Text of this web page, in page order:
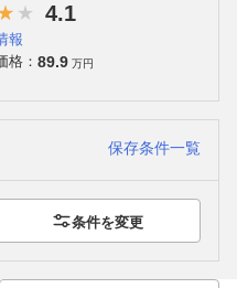
4.1
報
格： 89.9 万円
保存条件一覧
条件を変更